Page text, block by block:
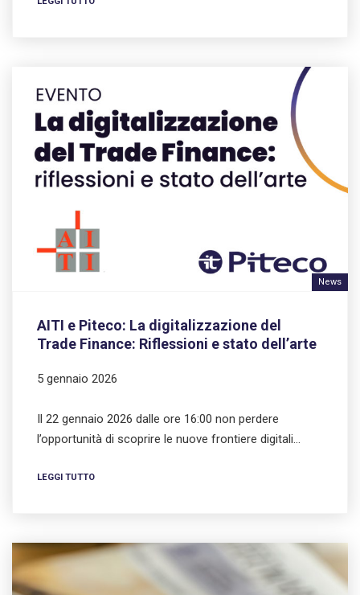
News
AITI e Piteco: La digitalizzazione del
Trade Finance: Riflessioni e stato dell’arte
5 gennaio 2026
Il 22 gennaio 2026 dalle ore 16:00 non perdere
l’opportunità di scoprire le nuove frontiere digitali…
LEGGI TUTTO